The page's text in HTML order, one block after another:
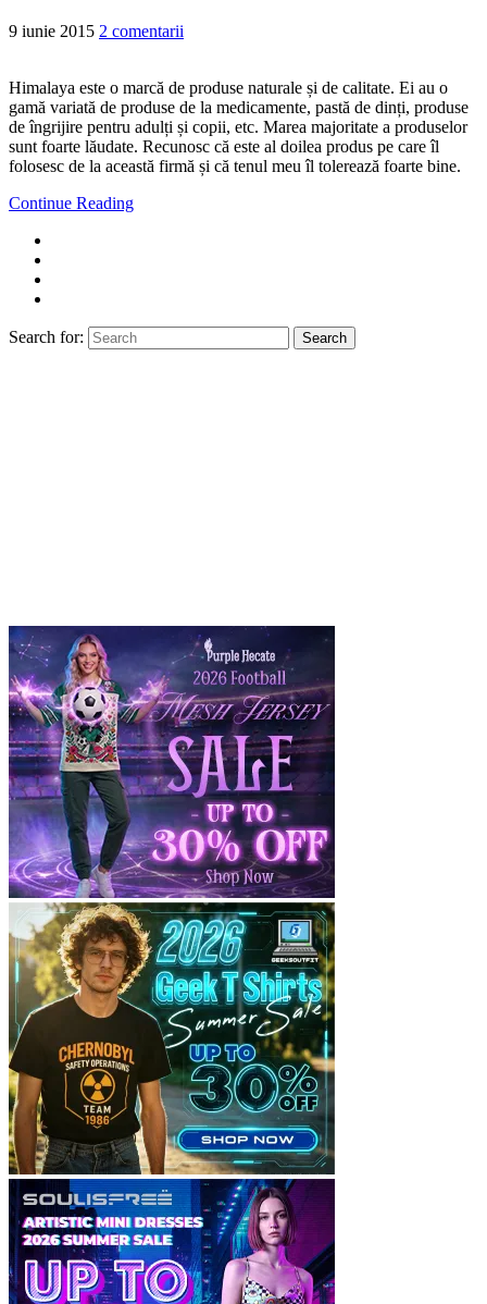
9 iunie 2015 2 comentarii
Himalaya este o marcă de produse naturale și de calitate. Ei au o
gamă variată de produse de la medicamente, pastă de dinți, produse
de îngrijire pentru adulți și copii, etc. Marea majoritate a produselor
sunt foarte lăudate. Recunosc că este al doilea produs pe care îl
folosesc de la această firmă și că tenul meu îl tolerează foarte bine.
Continue Reading
Search for: Search